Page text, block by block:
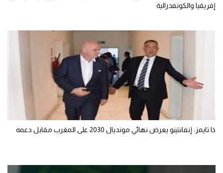
إفريقيا والكونفدرالية
ذا تايمز: إنفانتينو يعرض نهائي مونديال 2030 على المغرب مقابل دعمه